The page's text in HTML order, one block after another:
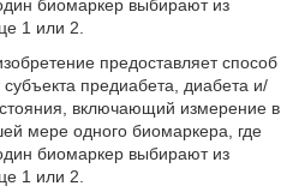
биомаркер выбирают из
1 или 2.
предоставляет способ
предиабета, диабета и/
включающий измерение в
мере одного биомаркера, где
биомаркер выбирают из
1 или 2.